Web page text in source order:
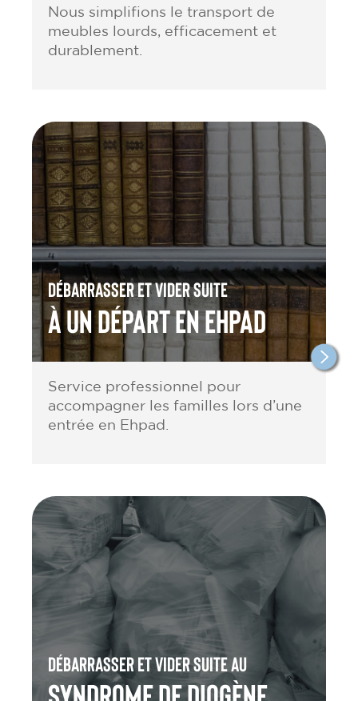
Nous simplifions le transport de
meubles lourds, efficacement et
durablement.
Débarrasser et vider suite
à un départ en Ehpad
Service professionnel pour
accompagner les familles lors d’une
entrée en Ehpad.
Débarrasser et vider suite au